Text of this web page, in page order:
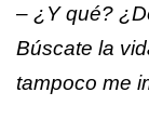
– ¿Y qué?
Búscate la
tampoco me